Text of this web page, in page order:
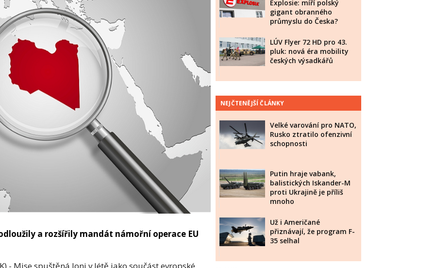
a rozšířily mandát námořní operace EU
Explosie: míří polský
gigant obranného
průmyslu do Česka?
LÚV Flyer 72 HD pro 43.
pluk: nová éra mobility
českých výsadkářů
NEJČTENĚJŠÍ ČLÁNKY
Velké varování pro NATO,
Rusko ztratilo ofenzivní
schopnosti
Putin hraje vabank,
balistických Iskander-M
proti Ukrajině je příliš
mnoho
Už i Američané
přiznávají, že program F-
35 selhal